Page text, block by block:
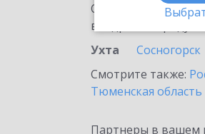
Ознакомьтесь с
внедрение продукта.
Ухта
Сосногорск
Смотрите также:
Тюменская область
Партнеры в вашем